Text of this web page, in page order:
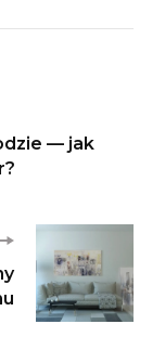
— jak